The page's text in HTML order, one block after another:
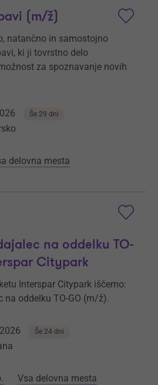
(m/ž)
natančno in samostojno
ki ji tovrstno delo
za spoznavanje novih
Še 29 dni
delovna mesta
na oddelku TO-
Citypark
Interspar Citypark iščemo:
na oddelku TO-GO (m/ž).
Še 24 dni
Vsa delovna mesta